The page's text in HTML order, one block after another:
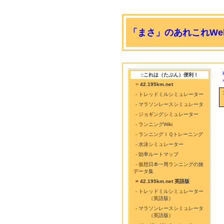
「まさ」のあれこれ
::これは（たぶん）便利！
= 42.195km.net
- トレッドミルシミュレーター
- マラソンレースシミュレータ
- ジョギングシミュレーター
- ランニングWiki
- ランニングＩＱトレーニング
- 水泳シミュレーター
- 効率ルートマップ
- 仮想日本一周ランニングの旅
データ集
= 42.195km.net 英語版
- トレッドミルシミュレーター
（英語版）
- マラソンレースシミュレータ
（英語版）